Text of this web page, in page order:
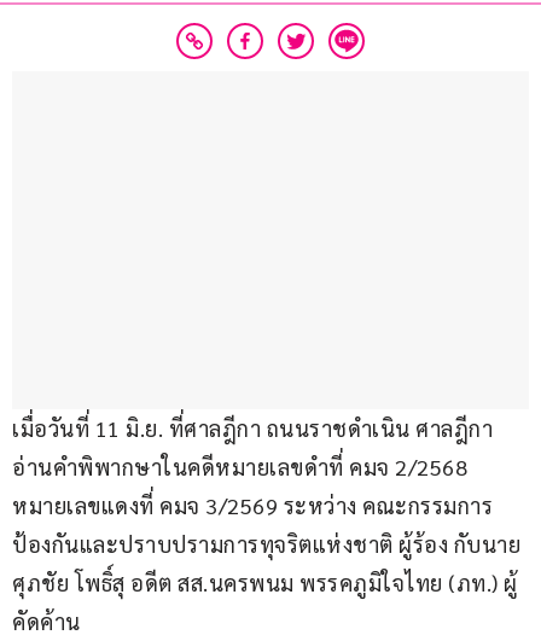
เมื่อวันที่ 11 มิ.ย. ที่ศาลฎีกา ถนนราชดำเนิน ศาลฎีกา
อ่านคำพิพากษาในคดีหมายเลขดำที่ คมจ 2/2568
หมายเลขแดงที่ คมจ 3/2569 ระหว่าง คณะกรรมการ
ป้องกันและปราบปรามการทุจริตแห่งชาติ ผู้ร้อง กับนาย
ศุภชัย โพธิ์สุ อดีต สส.นครพนม พรรคภูมิใจไทย (ภท.) ผู้
คัดค้าน